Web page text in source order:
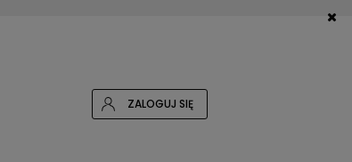
ZALOGUJ SIĘ